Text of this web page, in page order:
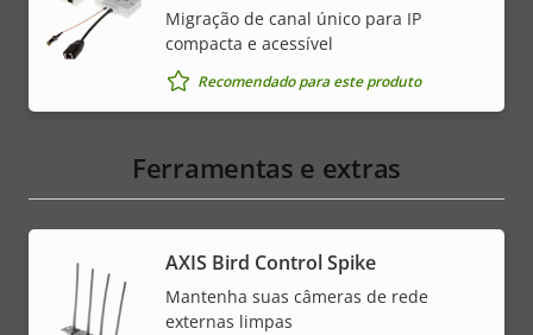
Migração de canal único para IP
compacta e acessível
Recomendado para este produto
Ferramentas e extras
AXIS Bird Control Spike
Mantenha suas câmeras de rede
externas limpas